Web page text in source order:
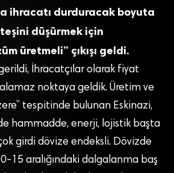
ihracatı durduracak boyuta
düşürmek için
üretmeli” çıkışı geldi.
İhracatçılar olarak fiyat
noktaya geldik. Üretim ve
tespitinde bulunan Eskinazi,
hammadde, enerji, lojistik başta
girdi dövize endeksli. Dövizde
15 aralığındaki dalgalanma baş